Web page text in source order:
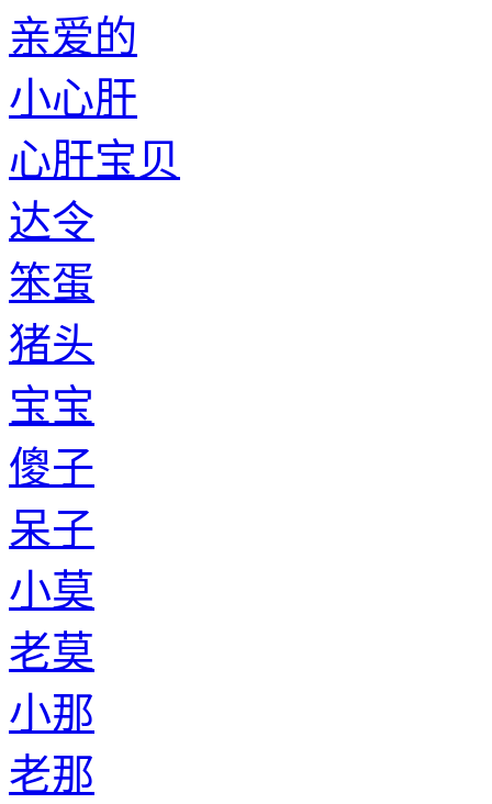
亲爱的
小心肝
心肝宝贝
达令
笨蛋
猪头
宝宝
傻子
呆子
小莫
老莫
小那
老那